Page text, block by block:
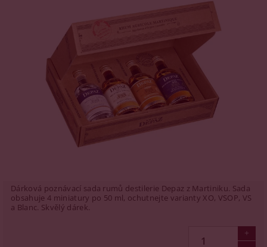
Dárková poznávací sada rumů destilerie Depaz z Martiniku. Sada
obsahuje 4 miniatury po 50 ml, ochutnejte varianty XO, VSOP, VS
a Blanc. Skvělý dárek.